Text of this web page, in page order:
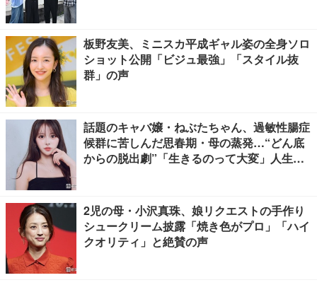
板野友美、ミニスカ平成ギャル姿の全身ソロ
ショット公開「ビジュ最強」「スタイル抜
群」の声
話題のキャバ嬢・ねぶたちゃん、過敏性腸症
候群に苦しんだ思春期・母の蒸発…“どん底
からの脱出劇”「生きるのって大変」人生変
2児の母・小沢真珠、娘リクエストの手作り
シュークリーム披露「焼き色がプロ」「ハイ
クオリティ」と絶賛の声